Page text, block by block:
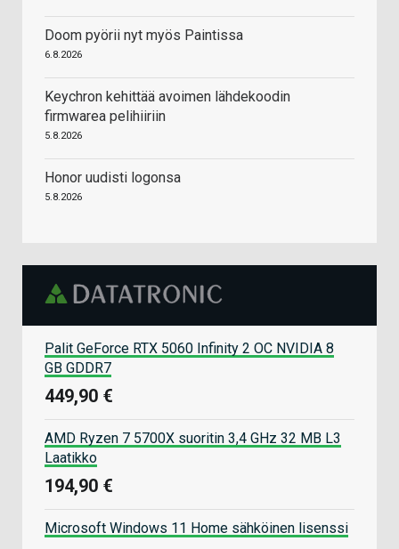
Doom pyörii nyt myös Paintissa
6.8.2026
Keychron kehittää avoimen lähdekoodin
firmwarea pelihiiriin
5.8.2026
Honor uudisti logonsa
5.8.2026
Palit GeForce RTX 5060 Infinity 2 OC NVIDIA 8
GB GDDR7
449,90 €
AMD Ryzen 7 5700X suoritin 3,4 GHz 32 MB L3
Laatikko
194,90 €
Microsoft Windows 11 Home sähköinen lisenssi